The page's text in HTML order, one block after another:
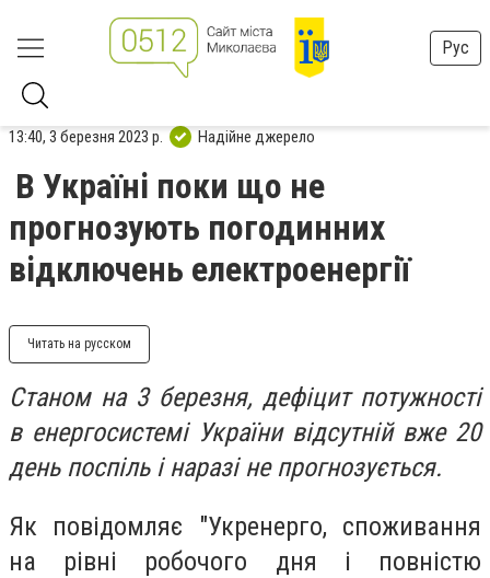
Рус
13:40, 3 березня 2023 р. Надійне джерело
В Україні поки що не
прогнозують погодинних
відключень електроенергії
Читать на русском
​​Станом на 3 березня, дефіцит потужності
в енергосистемі України відсутній вже 20
день поспіль і наразі не прогнозується.
Як повідомляє "Укренерго, споживання
на рівні робочого дня і повністю